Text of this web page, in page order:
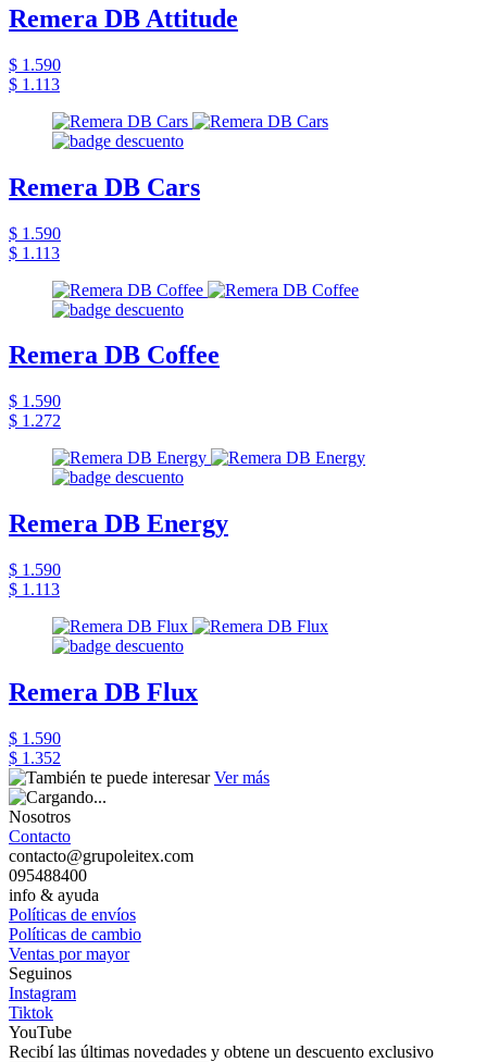
Remera DB Attitude
$ 1.590
$ 1.113
Remera DB Cars
$ 1.590
$ 1.113
Remera DB Coffee
$ 1.590
$ 1.272
Remera DB Energy
$ 1.590
$ 1.113
Remera DB Flux
$ 1.590
$ 1.352
Ver más
Nosotros
Contacto
contacto@grupoleitex.com
095488400
info & ayuda
Políticas de envíos
Políticas de cambio
Ventas por mayor
Seguinos
Instagram
Tiktok
YouTube
Recibí las últimas novedades y obtene un descuento exclusivo